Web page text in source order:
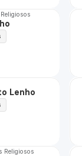
Lenho
Religiosos